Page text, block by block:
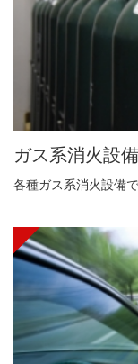
ガス系消火設備
各種ガス系消火設備